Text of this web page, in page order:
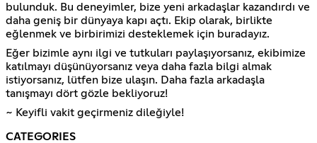
bulunduk. Bu deneyimler, bize yeni arkadaşlar kazandırdı ve
daha geniş bir dünyaya kapı açtı. Ekip olarak, birlikte
eğlenmek ve birbirimizi desteklemek için buradayız.
Eğer bizimle aynı ilgi ve tutkuları paylaşıyorsanız, ekibimize
katılmayı düşünüyorsanız veya daha fazla bilgi almak
istiyorsanız, lütfen bize ulaşın. Daha fazla arkadaşla
tanışmayı dört gözle bekliyoruz!
~ Keyifli vakit geçirmeniz dileğiyle!
CATEGORIES